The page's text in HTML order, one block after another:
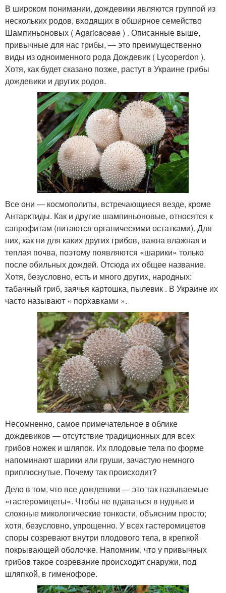
В широком понимании, дождевики являются группой из
нескольких родов, входящих в обширное семейство
Шампиньоновых ( Agaricaceae ) . Описанные выше,
привычные для нас грибы, — это преимущественно
виды из одноименного рода Дождевик ( Lycoperdon ).
Хотя, как будет сказано позже, растут в Украине грибы
дождевики и других родов.
Все они — космополиты, встречающиеся везде, кроме
Антарктиды. Как и другие шампиньоновые, относятся к
сапрофитам (питаются органическими остатками). Для
них, как ни для каких других грибов, важна влажная и
теплая почва, поэтому появляются «шарики» только
после обильных дождей. Отсюда их общее название.
Хотя, безусловно, есть и много других, народных:
табачный гриб, заячья картошка, пылевик . В Украине их
часто называют « порхавками ».
Несомненно, самое примечательное в облике
дождевиков — отсутствие традиционных для всех
грибов ножек и шляпок. Их плодовые тела по форме
напоминают шарики или груши, зачастую немного
приплюснутые. Почему так происходит?
Дело в том, что все дождевики — это так называемые
«гастеромицеты». Чтобы не вдаваться в нудные и
сложные микологические тонкости, объясним просто;
хотя, безусловно, упрощенно. У всех гастеромицетов
споры созревают внутри плодового тела, в крепкой
покрывающей оболочке. Напомним, что у привычных
грибов такое созревание происходит снаружи, под
шляпкой, в гименофоре.